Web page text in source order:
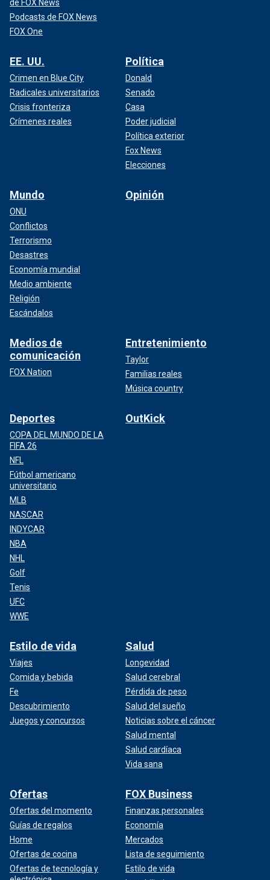
de FOX News
Podcasts de FOX News
FOX One
EE. UU.
Crimen en Blue City
Radicales universitarios
Crisis fronteriza
Crímenes reales
Política
Donald
Senado
Casa
Poder judicial
Política exterior
Fox News
Elecciones
Mundo
ONU
Conflictos
Terrorismo
Desastres
Economía mundial
Medio ambiente
Religión
Escándalos
Opinión
Medios de
comunicación
FOX Nation
Entretenimiento
Taylor
Familias reales
Música country
Deportes
COPA DEL MUNDO DE LA
FIFA 26
NFL
Fútbol americano
universitario
MLB
NASCAR
INDYCAR
NBA
NHL
Golf
Tenis
UFC
WWE
OutKick
Estilo de vida
Viajes
Comida y bebida
Fe
Descubrimiento
Juegos y concursos
Salud
Longevidad
Salud cerebral
Pérdida de peso
Salud del sueño
Noticias sobre el cáncer
Salud mental
Salud cardíaca
Vida sana
Ofertas
Ofertas del momento
Guías de regalos
Home
Ofertas de cocina
Ofertas de tecnología y
FOX Business
Finanzas personales
Economía
Mercados
Lista de seguimiento
Estilo de vida